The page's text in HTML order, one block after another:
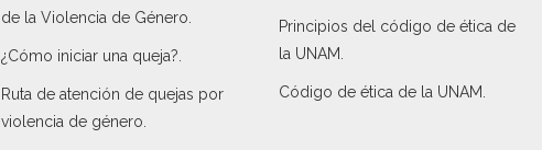
de la Violencia de Género
¿Cómo iniciar una queja?
Ruta de atención de quejas por
violencia de género
Principios del código de ética de
la UNAM
Código de ética de la UNAM